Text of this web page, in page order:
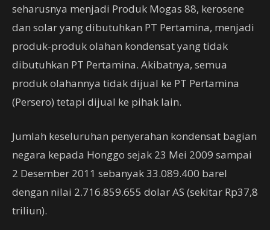
seharusnya menjadi Produk Mogas 88, kerosene
dan solar yang dibutuhkan PT Pertamina, menjadi
produk-produk olahan kondensat yang tidak
dibutuhkan PT Pertamina. Akibatnya, semua
produk olahannya tidak dijual ke PT Pertamina
(Persero) tetapi dijual ke pihak lain.
Jumlah keseluruhan penyerahan kondensat bagian
negara kepada Honggo sejak 23 Mei 2009 sampai
2 Desember 2011 sebanyak 33.089.400 barel
dengan nilai 2.716.859.655 dolar AS (sekitar Rp37,8
triliun).